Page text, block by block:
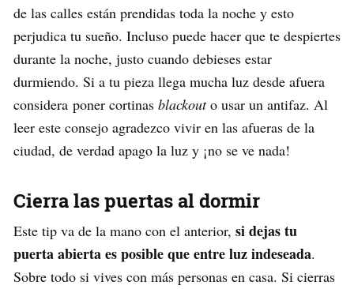
de las calles están prendidas toda la noche y esto
perjudica tu sueño. Incluso puede hacer que te despiertes
durante la noche, justo cuando debieses estar
durmiendo. Si a tu pieza llega mucha luz desde afuera
considera poner cortinas blackouto usar un antifaz. Al
leer este consejo agradezco vivir en las afueras de la
ciudad, de verdad apago la luz y ¡no se ve nada!
Cierra las puertas al dormir
Este tip va de la mano con el anterior, si dejas tu
puerta abierta es posible que entre luz indeseada.
Sobre todo si vives con más personas en casa. Si cierras